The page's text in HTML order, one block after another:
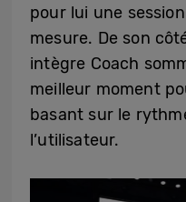
pour lui une
mesure. De son
intègre Coach
meilleur moment
basant sur le
l’utilisateur.